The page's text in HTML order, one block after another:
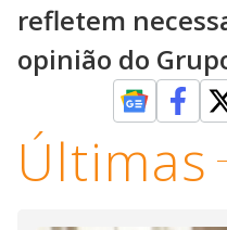
refletem
opinião do
Últimas